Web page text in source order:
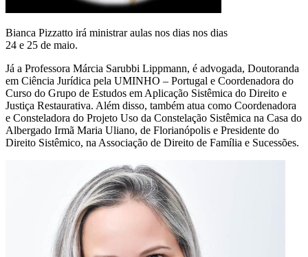
Bianca Pizzatto irá ministrar aulas nos dias nos dias
24 e 25 de maio.
Já a Professora Márcia Sarubbi Lippmann, é advogada, Doutoranda
em Ciência Jurídica pela UMINHO – Portugal e Coordenadora do
Curso do Grupo de Estudos em Aplicação Sistêmica do Direito e
Justiça Restaurativa. Além disso, também atua como Coordenadora
e Consteladora do Projeto Uso da Constelação Sistêmica na Casa do
Albergado Irmã Maria Uliano, de Florianópolis e Presidente do
Direito Sistêmico, na Associação de Direito de Família e Sucessões.